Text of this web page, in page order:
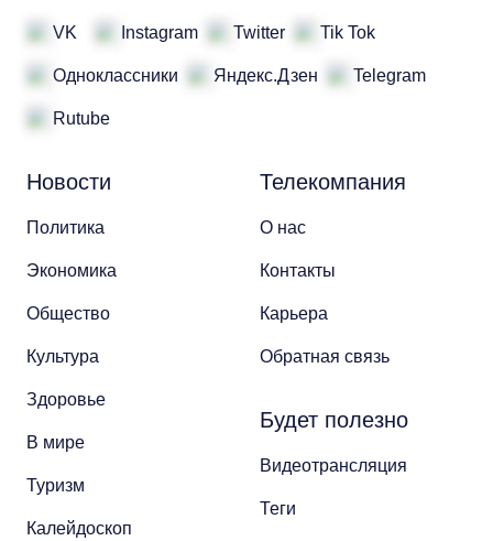
Новости
Политика
Экономика
Общество
Культура
Здоровье
В мире
Туризм
Калейдоскоп
Телекомпания
О нас
Контакты
Карьера
Обратная связь
Будет полезно
Видеотрансляция
Теги
VK Instagram Twitter Tik Tok
Одноклассники Яндекс.Дзен Telegram
Rutube